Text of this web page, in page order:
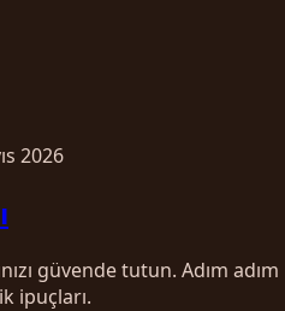
2026
güvende tutun. Adım adım
ipuçları.